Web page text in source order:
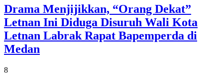
Drama Menjijikkan, “Orang Dekat”
Letnan Ini Diduga Disuruh Wali Kota
Letnan Labrak Rapat Bapemperda di
Medan
8